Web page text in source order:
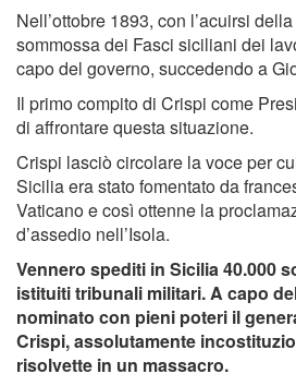
Nell’ottobre 1893, con l’acuirsi
sommossa dei Fasci siciliani dei
capo del governo, succedendo a
Il primo compito di Crispi come
di affrontare questa situazione.
Crispi lasciò circolare la voce per
Sicilia era stato fomentato da
Vaticano e così ottenne la
d’assedio nell’Isola.
Vennero spediti in Sicilia 40.000
istituiti tribunali militari. A capo
nominato con pieni poteri il
Crispi, assolutamente
risolvette in un massacro.